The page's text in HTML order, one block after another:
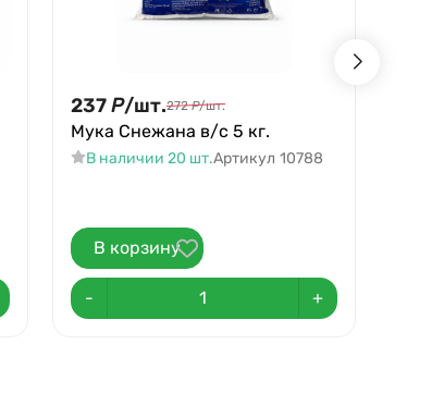
237Р/шт.272 Р/шт.
Мука Снежана в/с 5 кг.
В наличии 20 шт.Артикул 10788
В корзину
- +